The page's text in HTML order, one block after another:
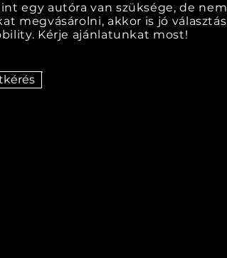
egy autóra van szüksége, de nem
megvásárolni, akkor is jó választás
Kérje ajánlatunkat most!